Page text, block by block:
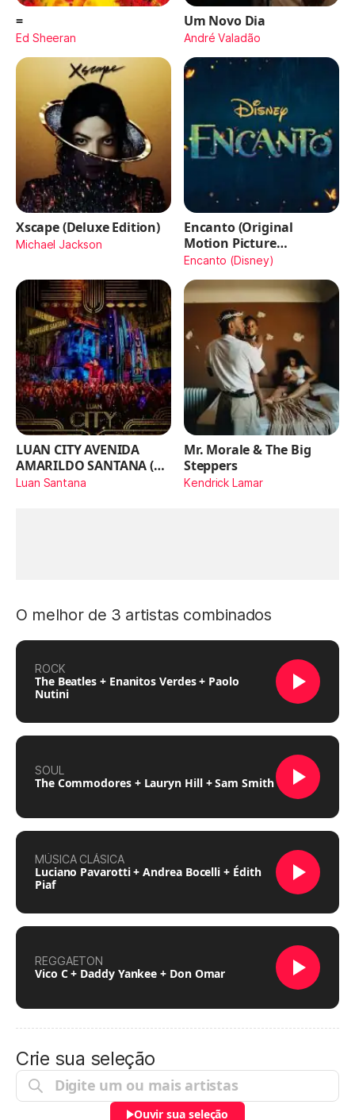
=
Ed Sheeran
Um Novo Dia
André Valadão
Xscape (Deluxe Edition)
Michael Jackson
Encanto (Original
Motion Picture
Soundtrack)
Encanto (Disney)
LUAN CITY AVENIDA
AMARILDO SANTANA (Ao
Vivo)
Luan Santana
Mr. Morale & The Big
Steppers
Kendrick Lamar
O melhor de 3 artistas combinados
ROCK
The Beatles + Enanitos Verdes + Paolo
Nutini
SOUL
The Commodores + Lauryn Hill + Sam Smith
MÚSICA CLÁSICA
Luciano Pavarotti + Andrea Bocelli + Édith
Piaf
REGGAETON
Vico C + Daddy Yankee + Don Omar
Crie sua seleção
Ouvir sua seleção